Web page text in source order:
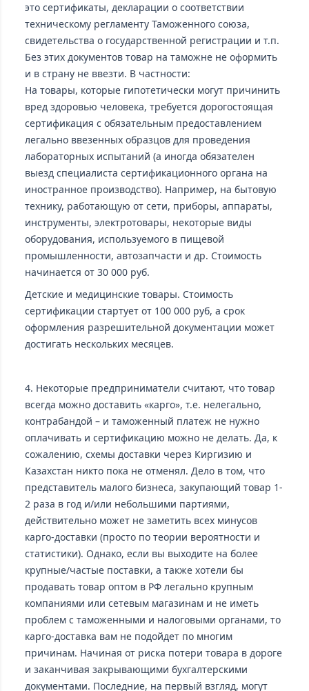
это сертификаты, декларации о соответствии
техническому регламенту Таможенного союза,
свидетельства о государственной регистрации и т.п.
Без этих документов товар на таможне не оформить
и в страну не ввезти. В частности:
На товары, которые гипотетически могут причинить
вред здоровью человека, требуется дорогостоящая
сертификация с обязательным предоставлением
легально ввезенных образцов для проведения
лабораторных испытаний (а иногда обязателен
выезд специалиста сертификационного органа на
иностранное производство). Например, на бытовую
технику, работающую от сети, приборы, аппараты,
инструменты, электротовары, некоторые виды
оборудования, используемого в пищевой
промышленности, автозапчасти и др. Стоимость
начинается от 30 000 руб.
Детские и медицинские товары. Стоимость
сертификации стартует от 100 000 руб, а срок
оформления разрешительной документации может
достигать нескольких месяцев.
4. Некоторые предприниматели считают, что товар
всегда можно доставить «карго», т.е. нелегально,
контрабандой – и таможенный платеж не нужно
оплачивать и сертификацию можно не делать. Да, к
сожалению, схемы доставки через Киргизию и
Казахстан никто пока не отменял. Дело в том, что
представитель малого бизнеса, закупающий товар 1-
2 раза в год и/или небольшими партиями,
действительно может не заметить всех минусов
карго-доставки (просто по теории вероятности и
статистики). Однако, если вы выходите на более
крупные/частые поставки, а также хотели бы
продавать товар оптом в РФ легально крупным
компаниями или сетевым магазинам и не иметь
проблем с таможенными и налоговыми органами, то
карго-доставка вам не подойдет по многим
причинам. Начиная от риска потери товара в дороге
и заканчивая закрывающими бухгалтерскими
документами. Последние, на первый взгляд, могут